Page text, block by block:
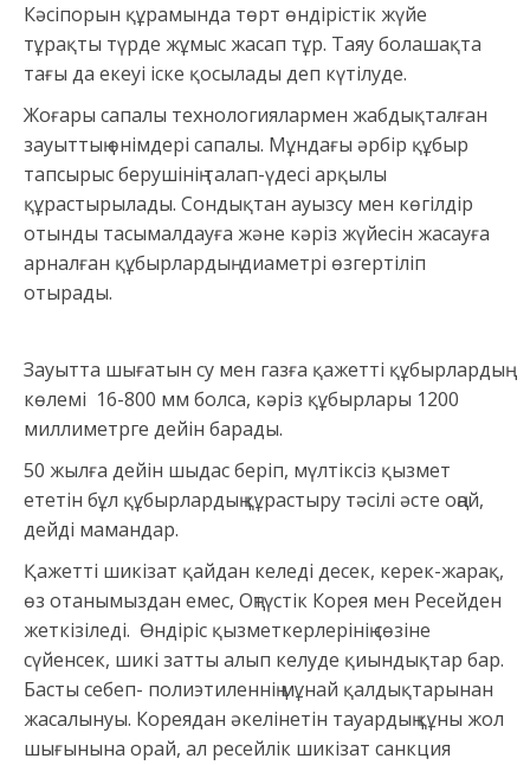
Кәсіпорын құрамында төрт өндірістік жүйе
тұрақты түрде жұмыс жасап тұр. Таяу болашақта
тағы да екеуі іске қосылады деп күтілуде.
Жоғары сапалы технологиялармен жабдықталған
зауыттың өнімдері сапалы. Мұндағы әрбір құбыр
тапсырыс берушінің талап-үдесі арқылы
құрастырылады. Сондықтан ауызсу мен көгілдір
отынды тасымалдауға және кәріз жүйесін жасауға
арналған құбырлардың диаметрі өзгертіліп
отырады.
Зауытта шығатын су мен газға қажетті құбырлардың
көлемі 16-800 мм болса, кәріз құбырлары 1200
миллиметрге дейін барады.
50 жылға дейін шыдас беріп, мүлтіксіз қызмет
ететін бұл құбырлардың құрастыру тәсілі әсте оңай,
дейді мамандар.
Қажетті шикізат қайдан келеді десек, керек-жарақ,
өз отанымыздан емес, Оңтүстік Корея мен Ресейден
жеткізіледі. Өндіріс қызметкерлерінің сөзіне
сүйенсек, шикі затты алып келуде қиындықтар бар.
Басты себеп- полиэтиленнің мұнай қалдықтарынан
жасалынуы. Кореядан әкелінетін тауардың құны жол
шығынына орай, ал ресейлік шикізат санкция